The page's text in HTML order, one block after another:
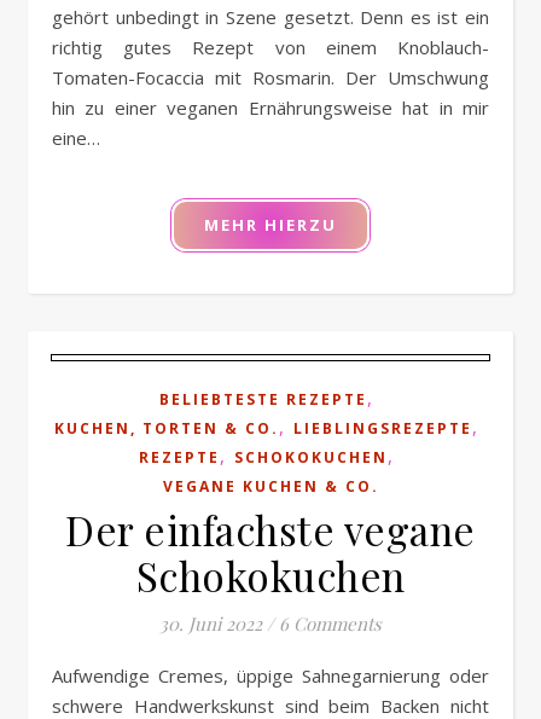
gehört unbedingt in Szene gesetzt. Denn es ist ein
richtig gutes Rezept von einem Knoblauch-
Tomaten-Focaccia mit Rosmarin. Der Umschwung
hin zu einer veganen Ernährungsweise hat in mir
eine…
MEHR HIERZU
BELIEBTESTE REZEPTE ,
KUCHEN, TORTEN & CO. , LIEBLINGSREZEPTE ,
REZEPTE , SCHOKOKUCHEN ,
VEGANE KUCHEN & CO.
Der einfachste vegane
Schokokuchen
30. Juni 2022 / 6 Comments
Aufwendige Cremes, üppige Sahnegarnierung oder
schwere Handwerkskunst sind beim Backen nicht